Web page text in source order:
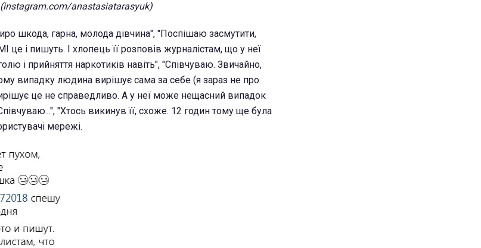
anastasiatarasyuk)
шкода, гарна, молода дівчина", "Поспішаю засмутити,
це і пишуть. І хлопець її розповів журналістам, що у неї
і прийняття наркотиків навіть", "Співчуваю. Звичайно,
випадку людина вирішує сама за себе (я зараз не про
це не справедливо. А у неї може нещасний випадок
"Хтось викинув її, схоже. 12 годин тому ще була
мережі.